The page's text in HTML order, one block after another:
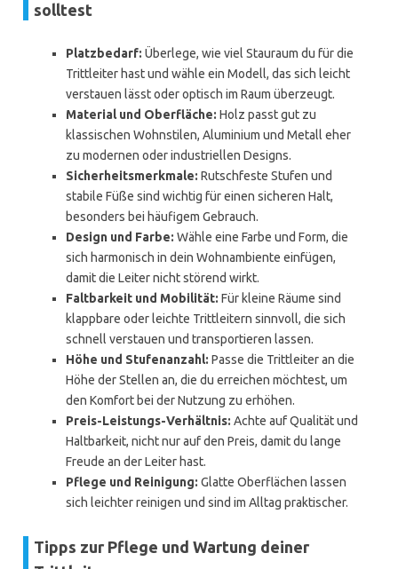
solltest
Platzbedarf: Überlege, wie viel Stauraum du für die
Trittleiter hast und wähle ein Modell, das sich leicht
verstauen lässt oder optisch im Raum überzeugt.
Material und Oberfläche: Holz passt gut zu
klassischen Wohnstilen, Aluminium und Metall eher
zu modernen oder industriellen Designs.
Sicherheitsmerkmale: Rutschfeste Stufen und
stabile Füße sind wichtig für einen sicheren Halt,
besonders bei häufigem Gebrauch.
Design und Farbe: Wähle eine Farbe und Form, die
sich harmonisch in dein Wohnambiente einfügen,
damit die Leiter nicht störend wirkt.
Faltbarkeit und Mobilität: Für kleine Räume sind
klappbare oder leichte Trittleitern sinnvoll, die sich
schnell verstauen und transportieren lassen.
Höhe und Stufenanzahl: Passe die Trittleiter an die
Höhe der Stellen an, die du erreichen möchtest, um
den Komfort bei der Nutzung zu erhöhen.
Preis-Leistungs-Verhältnis: Achte auf Qualität und
Haltbarkeit, nicht nur auf den Preis, damit du lange
Freude an der Leiter hast.
Pflege und Reinigung: Glatte Oberflächen lassen
sich leichter reinigen und sind im Alltag praktischer.
Tipps zur Pflege und Wartung deiner